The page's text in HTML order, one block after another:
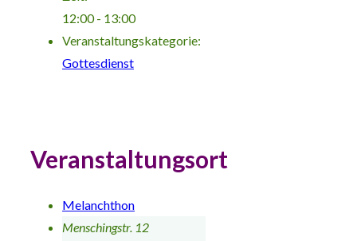
12:00 - 13:00
Veranstaltungskategorie:
Gottesdienst
Veranstaltungsort
Melanchthon
Menschingstr. 12